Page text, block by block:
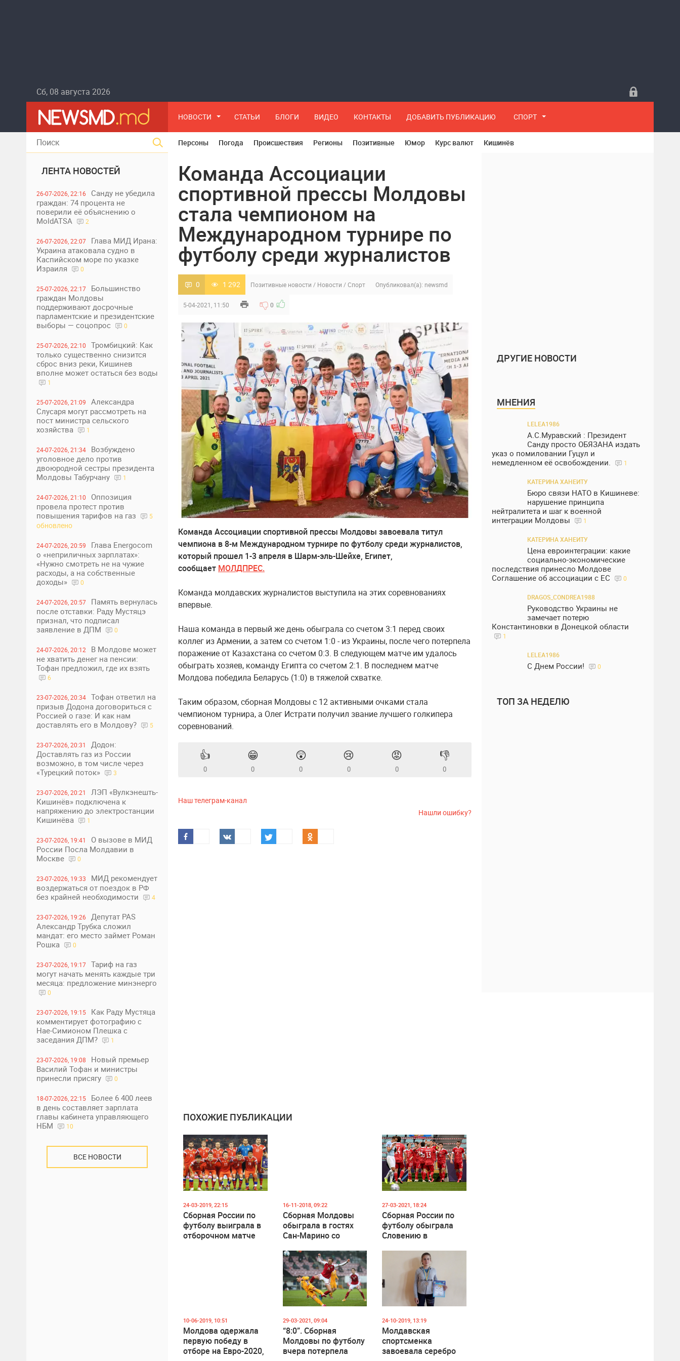
Сб, 08 августа 2026
НОВОСТИ СТАТЬИ БЛОГИ ВИДЕО КОНТАКТЫ ДОБАВИТЬ ПУБЛИКАЦИЮ СПОРТ
ЛЕНТА НОВОСТЕЙ
26-07-2026, 22:16
Санду не убедила
граждан: 74 процента не
поверили её объяснению о
MoldATSA
2
26-07-2026, 22:07
Глава МИД Ирана:
Украина атаковала судно в
Каспийском море по указке
Израиля
0
25-07-2026, 22:17
Большинство
граждан Молдовы
поддерживают досрочные
парламентские и президентские
выборы — соцопрос
0
25-07-2026, 22:10
Тромбицкий: Как
только существенно снизится
сброс вниз реки, Кишинев
вполне может остаться без воды
1
25-07-2026, 21:09
Александра
Слусаря могут рассмотреть на
пост министра сельского
хозяйства
1
24-07-2026, 21:34
Возбуждено
уголовное дело против
двоюродной сестры президента
Молдовы Табурчану
1
24-07-2026, 21:10
Оппозиция
провела протест против
повышения тарифов на газ
5
обновлено
24-07-2026, 20:59
Глава Energocom
о «неприличных зарплатах»:
«Нужно смотреть не на чужие
расходы, а на собственные
доходы»
0
24-07-2026, 20:57
Память вернулась
после отставки: Раду Мустяцэ
признал, что подписал
заявление в ДПМ
0
24-07-2026, 20:12
В Молдове может
не хватить денег на пенсии:
Тофан предложил, где их взять
6
23-07-2026, 20:34
Тофан ответил на
призыв Додона договориться с
Россией о газе: И как нам
доставлять его в Молдову?
5
23-07-2026, 20:31
Додон:
Доставлять газ из России
возможно, в том числе через
«Турецкий поток»
3
23-07-2026, 20:21
ЛЭП «Вулкэнешть-
Кишинёв» подключена к
напряжению до электростанции
Кишинёва
1
23-07-2026, 19:41
О вызове в МИД
России Посла Молдавии в
Москве
0
23-07-2026, 19:33
МИД рекомендует
воздержаться от поездок в РФ
без крайней необходимости
4
23-07-2026, 19:26
Депутат PAS
Александр Трубка сложил
мандат: его место займет Роман
Рошка
0
23-07-2026, 19:17
Тариф на газ
могут начать менять каждые три
месяца: предложение минэнерго
0
23-07-2026, 19:15
Как Раду Мустяца
комментирует фотографию с
Нае-Симионом Плешка с
заседания ДПМ?
1
23-07-2026, 19:08
Новый премьер
Василий Тофан и министры
принесли присягу
0
18-07-2026, 22:15
Более 6 400 леев
в день составляет зарплата
главы кабинета управляющего
НБМ
10
ВСЕ НОВОСТИ
Персоны Погода Происшествия Регионы Позитивные Юмор Курс валют Кишинёв
Команда Ассоциации
спортивной прессы Молдовы
стала чемпионом на
Международном турнире по
футболу среди журналистов
0 1 292 Позитивные новости / Новости /Спорт Опубликовал(а): newsmd
5-04-2021, 11:50 0
Команда Ассоциации спортивной прессы Молдовы завоевала титул
чемпиона в 8-м Международном турнире по футболу среди журналистов,
который прошел 1-3 апреля в Шарм-эль-Шейхе, Египет,
сообщает МОЛДПРЕС.
Команда молдавских журналистов выступила на этих соревнованиях
впервые.
Наша команда в первый же день обыграла со счетом 3:1 перед своих
коллег из Армении, а затем со счетом 1:0 - из Украины, после чего потерпела
поражение от Казахстана со счетом 0:3. В следующем матче им удалось
обыграть хозяев, команду Египта со счетом 2:1. В последнем матче
Молдова победила Беларусь (1:0) в тяжелой схватке.
Таким образом, сборная Молдовы с 12 активными очками стала
чемпионом турнира, а Олег Истрати получил звание лучшего голкипера
соревнований.
👍
0
😁
0
😲
0
😢
0
😡
0
👎
0
Наш телеграм-канал
Нашли ошибку?
ПОХОЖИЕ ПУБЛИКАЦИИ
24-03-2019, 22:15
Сборная России по
футболу выиграла в
отборочном матче
16-11-2018, 09:22
Сборная Молдовы
обыграла в гостях
Сан-Марино со
27-03-2021, 18:24
Сборная России по
футболу обыграла
Словению в
ЧМ-2022
10-06-2019, 10:51
Молдова одержала
первую победу в
отборе на Евро-2020,
29-03-2021, 09:04
“8:0”. Сборная
Молдовы по футболу
вчера потерпела
24-10-2019, 13:19
Молдавская
спортсменка
завоевала серебро
ДРУГИЕ НОВОСТИ
МНЕНИЯ
LELEA1986
А.С.Муравский : Президент
Санду просто ОБЯЗАНА издать
указ о помиловании Гуцул и
немедленном её освобождении.
1
КАТЕРИНА ХАНЕИТУ
Бюро связи НАТО в Кишиневе:
нарушение принципа
нейтралитета и шаг к военной
интеграции Молдовы
1
КАТЕРИНА ХАНЕИТУ
Цена евроинтеграции: какие
социально-экономические
последствия принесло Молдове
Соглашение об ассоциации с ЕС
0
DRAGOS_CONDREA1988
Руководство Украины не
замечает потерю
Константиновки в Донецкой области
1
LELEA1986
С Днем России! 0
ТОП ЗА НЕДЕЛЮ